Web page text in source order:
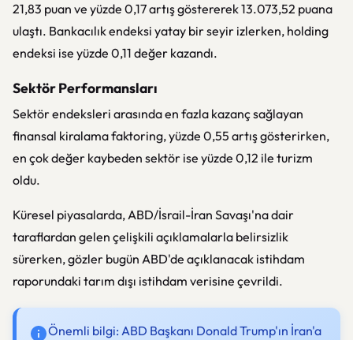
21,83 puan ve yüzde 0,17 artış göstererek 13.073,52 puana
ulaştı. Bankacılık endeksi yatay bir seyir izlerken, holding
endeksi ise yüzde 0,11 değer kazandı.
Sektör Performansları
Sektör endeksleri arasında en fazla kazanç sağlayan
finansal kiralama faktoring, yüzde 0,55 artış gösterirken,
en çok değer kaybeden sektör ise yüzde 0,12 ile turizm
oldu.
Küresel piyasalarda, ABD/İsrail-İran Savaşı'na dair
taraflardan gelen çelişkili açıklamalarla belirsizlik
sürerken, gözler bugün ABD'de açıklanacak istihdam
raporundaki tarım dışı istihdam verisine çevrildi.
Önemli bilgi: ABD Başkanı Donald Trump'ın İran'a